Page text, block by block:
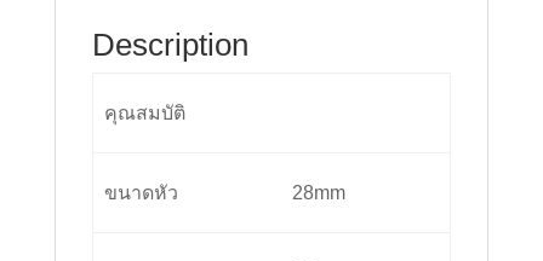
Description
คุณสมบัติ
ขนาดหัว 28mm